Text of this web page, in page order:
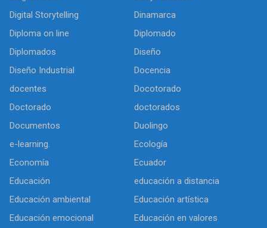
Digital Storytelling
Dinamarca
Diploma on line
Diplomado
Diplomados
Diseño
Diseño Industrial
Docencia
docentes
Docotorado
Doctorado
doctorados
Documentos
Duolingo
e-learning.
Ecología
Economía
Ecuador
Educación
educación a distancia
Educación ambiental
Educación artística
Educación emocional
Educación en valores